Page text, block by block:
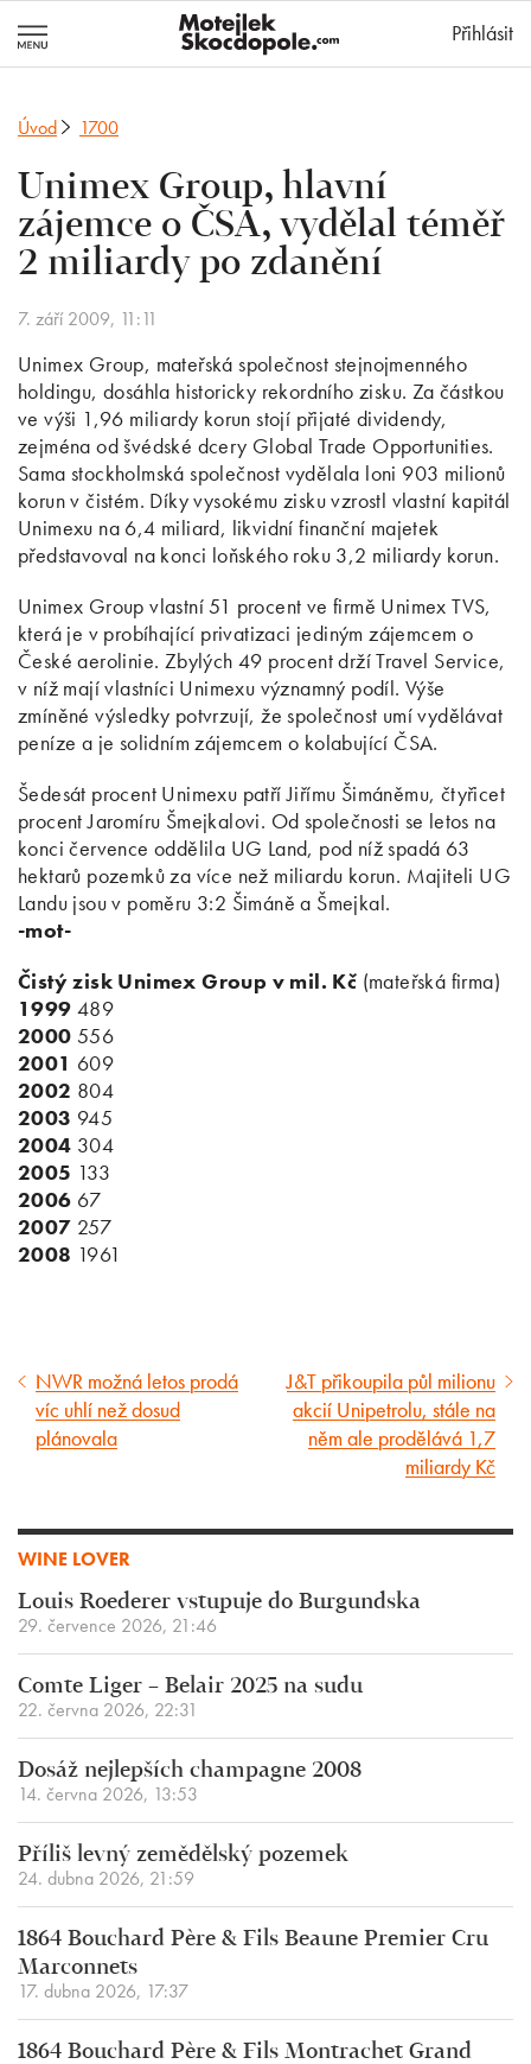
Přihlásit
Úvod 1700
Unimex Group, hlavní
zájemce o ČSA, vydělal téměř
2 miliardy po zdanění
7. září 2009, 11:11
Unimex Group, mateřská společnost stejnojmenného
holdingu, dosáhla historicky rekordního zisku. Za částkou
ve výši 1,96 miliardy korun stojí přijaté dividendy,
zejména od švédské dcery Global Trade Opportunities.
Sama stockholmská společnost vydělala loni 903 milionů
korun v čistém. Díky vysokému zisku vzrostl vlastní kapitál
Unimexu na 6,4 miliard, likvidní finanční majetek
představoval na konci loňského roku 3,2 miliardy korun.
Unimex Group vlastní 51 procent ve firmě Unimex TVS,
která je v probíhající privatizaci jediným zájemcem o
České aerolinie. Zbylých 49 procent drží Travel Service,
v níž mají vlastníci Unimexu významný podíl. Výše
zmíněné výsledky potvrzují, že společnost umí vydělávat
peníze a je solidním zájemcem o kolabující ČSA.
Šedesát procent Unimexu patří Jiřímu Šimáněmu, čtyřicet
procent Jaromíru Šmejkalovi. Od společnosti se letos na
konci července oddělila UG Land, pod níž spadá 63
hektarů pozemků za více než miliardu korun. Majiteli UG
Landu jsou v poměru 3:2 Šimáně a Šmejkal.
-mot-
Čistý zisk Unimex Group v mil. Kč (mateřská firma)
1999 489
2000 556
2001 609
2002 804
2003 945
2004 304
2005 133
2006 67
2007 257
2008 1961
Předcházející
článek
NWR možná letos prodá
víc uhlí než dosud
plánovala
Následující
článek
J&T přikoupila půl milionu
akcií Unipetrolu, stále na
něm ale prodělává 1,7
miliardy Kč
WINE LOVER
Louis Roederer vstupuje do Burgundska
29. července 2026, 21:46
Comte Liger – Belair 2025 na sudu
22. června 2026, 22:31
Dosáž nejlepších champagne 2008
14. června 2026, 13:53
Příliš levný zemědělský pozemek
24. dubna 2026, 21:59
1864 Bouchard Père & Fils Beaune Premier Cru
Marconnets
17. dubna 2026, 17:37
1864 Bouchard Père & Fils Montrachet Grand